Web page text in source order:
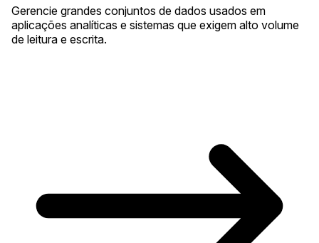
Gerencie grandes conjuntos de dados usados em
aplicações analíticas e sistemas que exigem alto volume
de leitura e escrita.